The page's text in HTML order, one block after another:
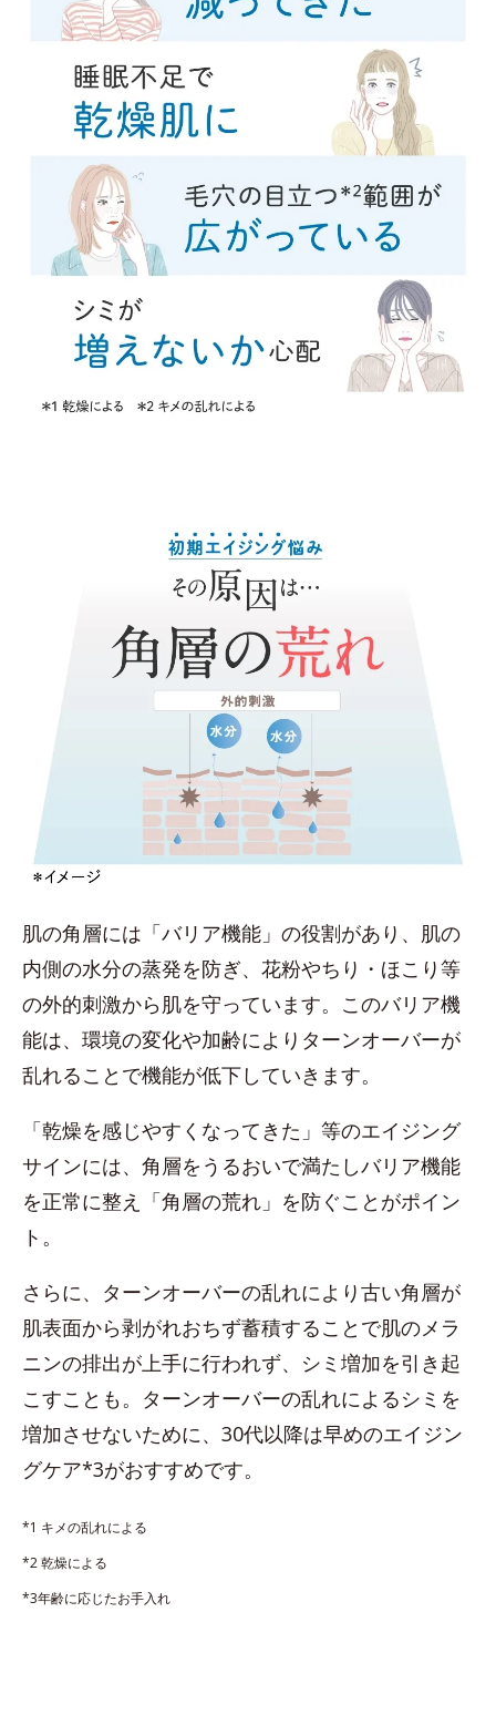
肌の角層には「バリア機能」の役割があり、肌の
内側の水分の蒸発を防ぎ、花粉やちり・ほこり等
の外的刺激から肌を守っています。このバリア機
能は、環境の変化や加齢によりターンオーバーが
乱れることで機能が低下していきます。
「乾燥を感じやすくなってきた」等のエイジング
サインには、角層をうるおいで満たしバリア機能
を正常に整え「角層の荒れ」を防ぐことがポイン
ト。
さらに、ターンオーバーの乱れにより古い角層が
肌表面から剥がれおちず蓄積することで肌のメラ
ニンの排出が上手に行われず、シミ増加を引き起
こすことも。ターンオーバーの乱れによるシミを
増加させないために、30代以降は早めのエイジン
グケア*3がおすすめです。
*1 キメの乱れによる
*2 乾燥による
*3年齢に応じたお手入れ